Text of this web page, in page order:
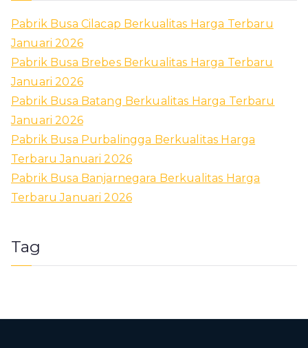
Pabrik Busa Cilacap Berkualitas Harga Terbaru
Januari 2026
Pabrik Busa Brebes Berkualitas Harga Terbaru
Januari 2026
Pabrik Busa Batang Berkualitas Harga Terbaru
Januari 2026
Pabrik Busa Purbalingga Berkualitas Harga
Terbaru Januari 2026
Pabrik Busa Banjarnegara Berkualitas Harga
Terbaru Januari 2026
Tag